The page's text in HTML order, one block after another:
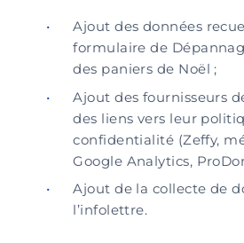
Ajout des données
formulaire de
des paniers de Noël ;
Ajout des fournisseurs
des liens vers leur
confidentialité (Zeffy,
Google Analytics,
Ajout de la collecte de
l’infolettre.